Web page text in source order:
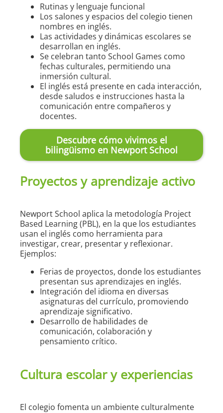
Rutinas y lenguaje funcional
Los salones y espacios del colegio tienen
nombres en inglés.
Las actividades y dinámicas escolares se
desarrollan en inglés.
Se celebran tanto School Games como
fechas culturales, permitiendo una
inmersión cultural.
El inglés está presente en cada interacción,
desde saludos e instrucciones hasta la
comunicación entre compañeros y
docentes.
Descubre cómo vivimos el
bilingüismo en Newport School
Proyectos y aprendizaje activo
Newport School aplica la metodología Project
Based Learning (PBL), en la que los estudiantes
usan el inglés como herramienta para
investigar, crear, presentar y reflexionar.
Ejemplos:
Ferias de proyectos, donde los estudiantes
presentan sus aprendizajes en inglés.
Integración del idioma en diversas
asignaturas del currículo, promoviendo
aprendizaje significativo.
Desarrollo de habilidades de
comunicación, colaboración y
pensamiento crítico.
Cultura escolar y experiencias
El colegio fomenta un ambiente culturalmente